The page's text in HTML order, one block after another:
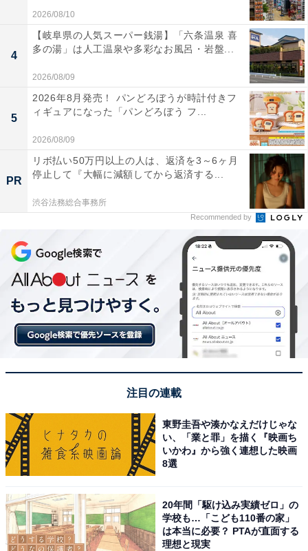
2026/08/10
4
【岐阜県の人気スーパー銭湯】「六条温泉 喜
多の湯」は人工温泉や多彩なお風呂・岩盤...
2026/08/09
5
2026年8月発売！ パンどろぼうが時計付きフ
ィギュアになった「パンどろぼう フ...
2026/08/09
PR
リボ払い50万円以上の人は、返済を3～6ヶ月
停止して『大幅に減額してから返済する...
渋谷法務総合事務所
Recommended by
注目の連載
東野圭吾や湊かなえだけじゃな
い、「業と罪」を描く『映画ち
いかわ』から強く連想した映画
8選
20年間「駆け込み実績ゼロ」の
学校も…「こども110番の家」
は本当に必要？ PTAが直面する
理想と現実